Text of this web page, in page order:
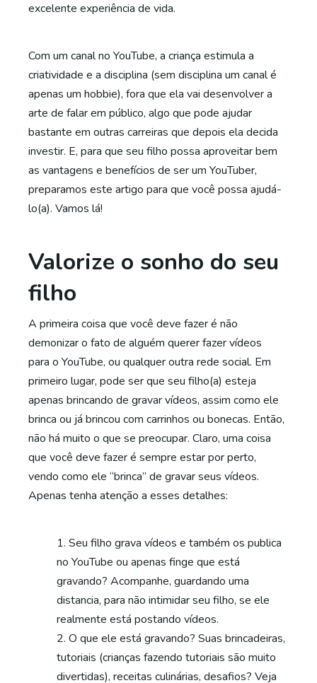
excelente experiência de vida.
Com um canal no YouTube, a criança estimula a
criatividade e a disciplina (sem disciplina um canal é
apenas um hobbie), fora que ela vai desenvolver a
arte de falar em público, algo que pode ajudar
bastante em outras carreiras que depois ela decida
investir. E, para que seu filho possa aproveitar bem
as vantagens e benefícios de ser um YouTuber,
preparamos este artigo para que você possa ajudá-
lo(a). Vamos lá!
Valorize o sonho do seu
filho
A primeira coisa que você deve fazer é não
demonizar o fato de alguém querer fazer vídeos
para o YouTube, ou qualquer outra rede social. Em
primeiro lugar, pode ser que seu filho(a) esteja
apenas brincando de gravar vídeos, assim como ele
brinca ou já brincou com carrinhos ou bonecas. Então,
não há muito o que se preocupar. Claro, uma coisa
que você deve fazer é sempre estar por perto,
vendo como ele “brinca” de gravar seus vídeos.
Apenas tenha atenção a esses detalhes:
Seu filho grava vídeos e também os publica
no YouTube ou apenas finge que está
gravando? Acompanhe, guardando uma
distancia, para não intimidar seu filho, se ele
realmente está postando vídeos.
O que ele está gravando? Suas brincadeiras,
tutoriais (crianças fazendo tutoriais são muito
divertidas), receitas culinárias, desafios? Veja